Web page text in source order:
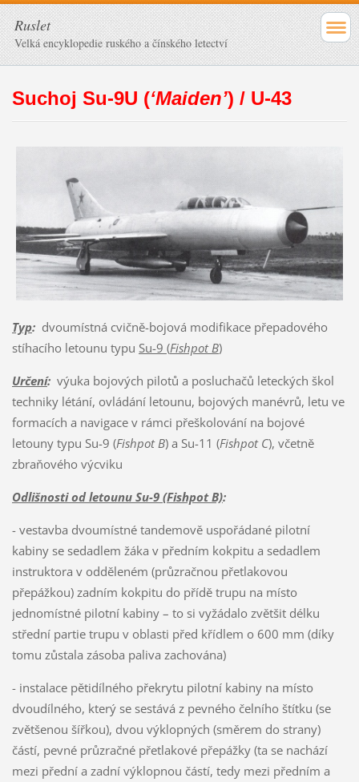
Ruslet
Velká encyklopedie ruského a čínského letectví
Suchoj Su-9U (‘Maiden’) / U-43
Typ:dvoumístná cvičně-bojová modifikace přepadového
stíhacího letounu typu Su-9 (Fishpot B)
Určení:výuka bojových pilotů a posluchačů leteckých škol
techniky létání, ovládání letounu, bojových manévrů, letu ve
formacích a navigace v rámci přeškolování na bojové
letouny typu Su-9 (Fishpot B) a Su-11 (Fishpot C), včetně
zbraňového výcviku
Odlišnosti od letounu Su-9 (Fishpot B):
- vestavba dvoumístné tandemově uspořádané pilotní
kabiny se sedadlem žáka v předním kokpitu a sedadlem
instruktora v odděleném (průzračnou přetlakovou
přepážkou) zadním kokpitu do přídě trupu na místo
jednomístné pilotní kabiny – to si vyžádalo zvětšit délku
střední partie trupu v oblasti před křídlem o 600 mm (díky
tomu zůstala zásoba paliva zachována)
- instalace pětidílného překrytu pilotní kabiny na místo
dvoudílného, který se sestává z pevného čelního štítku (se
zvětšenou šířkou), dvou výklopných (směrem do strany)
částí, pevné průzračné přetlakové přepážky (ta se nachází
mezi přední a zadní výklopnou částí, tedy mezi předním a